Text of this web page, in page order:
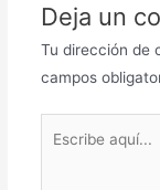
Deja un
Tu dirección de
campos